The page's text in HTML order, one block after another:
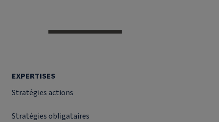
EXPERTISES
Stratégies actions
Stratégies obligataires